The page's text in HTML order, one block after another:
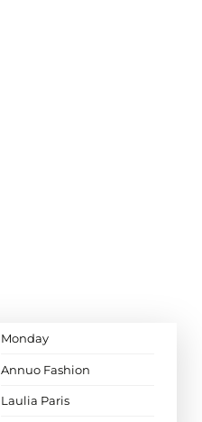
Monday
Annuo Fashion
Laulia Paris